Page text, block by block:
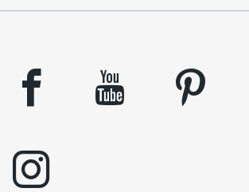
facebook youtube pinterest
instagram